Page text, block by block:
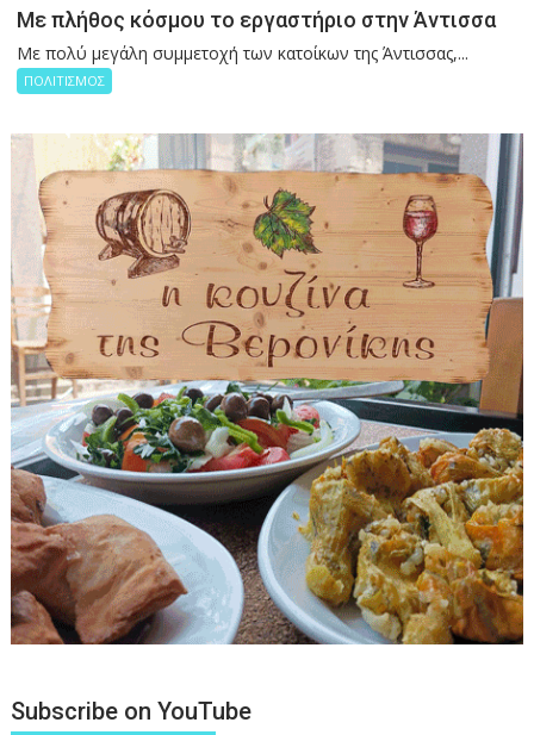
Με πλήθος κόσμου το εργαστήριο στην Άντισσα
Με πολύ μεγάλη συμμετοχή των κατοίκων της Άντισσας,...
ΠΟΛΙΤΙΣΜΟΣ
Subscribe on YouTube